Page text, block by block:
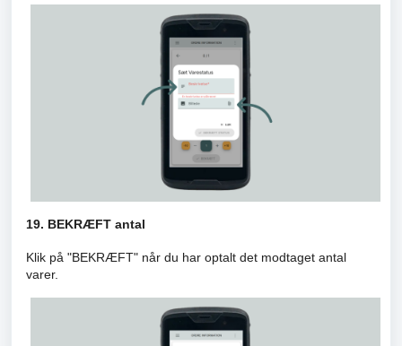
19. BEKRÆFT antal
Klik på "BEKRÆFT" når du har optalt det modtaget antal
varer.